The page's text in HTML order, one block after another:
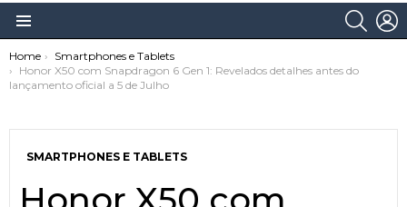
Menu
You are here:
Home
Smartphones e Tablets
Honor X50 com Snapdragon 6 Gen 1: Revelados detalhes antes do
lançamento oficial a 5 de Julho
SMARTPHONES E TABLETS